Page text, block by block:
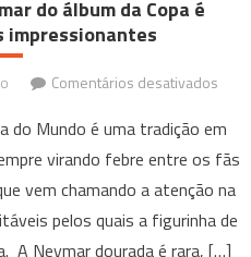
do álbum da Copa é
impressionantes
Comentários desativadosem
rara
de
do
do Mundo é uma tradição em
virando febre entre os fãs
vem chamando a atenção na
pelos quais a figurinha de
A Neymar dourada é rara, […]